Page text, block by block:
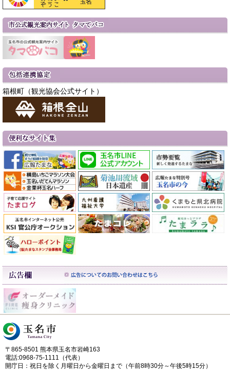
箱根町（観光協会公式サイト）
〒865-8501 熊本県玉名市岩崎163
電話:0968-75-1111（代表）
開庁日：祝日を除く月曜日から金曜日まで（午前8時30分～午後5時15分）